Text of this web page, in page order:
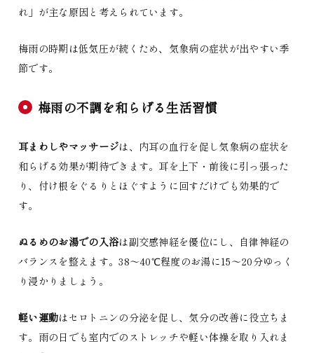
れ」が主な原因と考えられています。
梅雨の時期は低気圧が続くため、気象病の症状が出やすい季
節です。
梅雨の不調を和らげる生活習慣
耳まわしやマッサージは、内耳の血行を促し気象病の症状を
和らげる効果が期待できます。耳を上下・前後に引っ張った
り、付け根をぐるりとほぐすように回すだけでも効果的で
す。
ぬるめのお湯での入浴は副交感神経を優位にし、自律神経の
バランスを整えます。38〜40℃程度のお湯に15〜20分ゆっく
り浸かりましょう。
軽い運動はセロトニンの分泌を促し、気分の改善に役立ちま
す。雨の日でも室内でのストレッチや軽い体操を取り入れま